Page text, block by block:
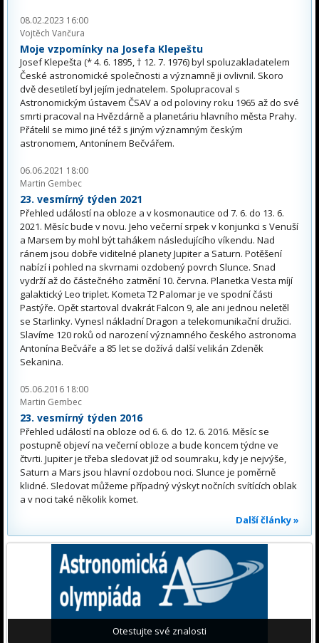
08.02.2023 16:00
Vojtěch Vančura
Moje vzpomínky na Josefa Klepeštu
Josef Klepešta (* 4. 6. 1895, † 12. 7. 1976) byl spoluzakladatelem
České astronomické společnosti a významně ji ovlivnil. Skoro
dvě desetiletí byl jejím jednatelem. Spolupracoval s
Astronomickým ústavem ČSAV a od poloviny roku 1965 až do své
smrti pracoval na Hvězdárně a planetáriu hlavního města Prahy.
Přátelil se mimo jiné též s jiným významným českým
astronomem, Antonínem Bečvářem.
06.06.2021 18:00
Martin Gembec
23. vesmírný týden 2021
Přehled událostí na obloze a v kosmonautice od 7. 6. do 13. 6.
2021. Měsíc bude v novu. Jeho večerní srpek v konjunkci s Venuší
a Marsem by mohl být tahákem následujícího víkendu. Nad
ránem jsou dobře viditelné planety Jupiter a Saturn. Potěšení
nabízí i pohled na skvrnami ozdobený povrch Slunce. Snad
vydrží až do částečného zatmění 10. června. Planetka Vesta míjí
galaktický Leo triplet. Kometa T2 Palomar je ve spodní části
Pastýře. Opět startoval dvakrát Falcon 9, ale ani jednou neletěl
se Starlinky. Vynesl nákladní Dragon a telekomunikační družici.
Slavíme 120 roků od narození významného českého astronoma
Antonína Bečváře a 85 let se dožívá další velikán Zdeněk
Sekanina.
05.06.2016 18:00
Martin Gembec
23. vesmírný týden 2016
Přehled událostí na obloze od 6. 6. do 12. 6. 2016. Měsíc se
postupně objeví na večerní obloze a bude koncem týdne ve
čtvrti. Jupiter je třeba sledovat již od soumraku, kdy je nejvýše,
Saturn a Mars jsou hlavní ozdobou noci. Slunce je poměrně
klidné. Sledovat můžeme případný výskyt nočních svítících oblak
a v noci také několik komet.
Další články »
Otestujte své znalosti